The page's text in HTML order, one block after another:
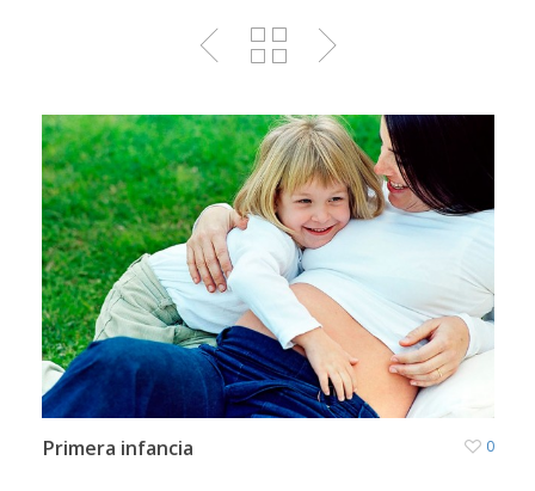
Primera infancia 0